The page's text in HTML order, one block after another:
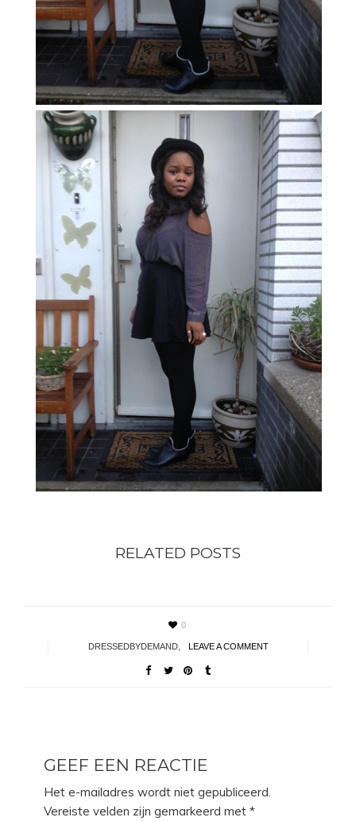
RELATED POSTS
0
DRESSEDBYDEMAND, LEAVE A COMMENT
GEEF EEN REACTIE
Het e-mailadres wordt niet gepubliceerd.
Vereiste velden zijn gemarkeerd met *